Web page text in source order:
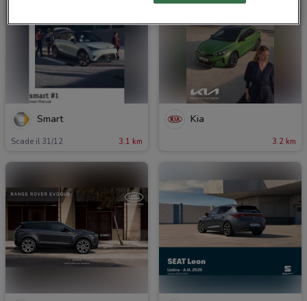
Smart
Scade il 31/12 3.1 km
Kia
3.2 km